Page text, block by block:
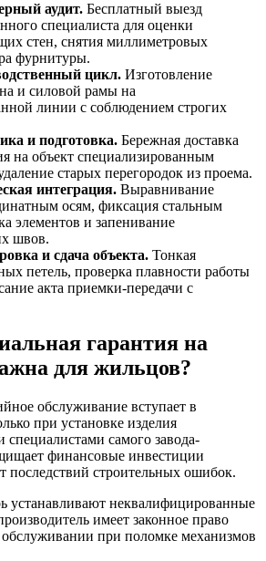
аудит. Бесплатный выезд
специалиста для оценки
стен, снятия миллиметровых
фурнитуры.
цикл. Изготовление
и силовой рамы на
линии с соблюдением строгих
и подготовка. Бережная доставка
на объект специализированным
старых перегородок из проема.
интеграция. Выравнивание
осям, фиксация стальным
элементов и запенивание
швов.
и сдача объекта. Тонкая
петель, проверка плавности работы
акта приемки-передачи с
гарантия на
для жильцов?
обслуживание вступает в
при установке изделия
самого завода-
финансовые инвестиции
последствий строительных ошибок.
устанавливают неквалифицированные
имеет законное право
обслуживании при поломке механизмов